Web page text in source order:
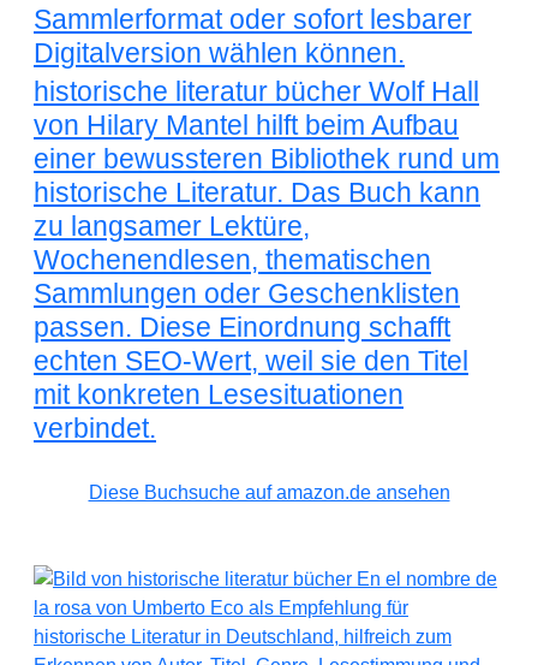
Sammlerformat oder sofort lesbarer
Digitalversion wählen können.
historische literatur bücher Wolf Hall
von Hilary Mantel hilft beim Aufbau
einer bewussteren Bibliothek rund um
historische Literatur. Das Buch kann
zu langsamer Lektüre,
Wochenendlesen, thematischen
Sammlungen oder Geschenklisten
passen. Diese Einordnung schafft
echten SEO-Wert, weil sie den Titel
mit konkreten Lesesituationen
verbindet.
Diese Buchsuche auf amazon.de ansehen